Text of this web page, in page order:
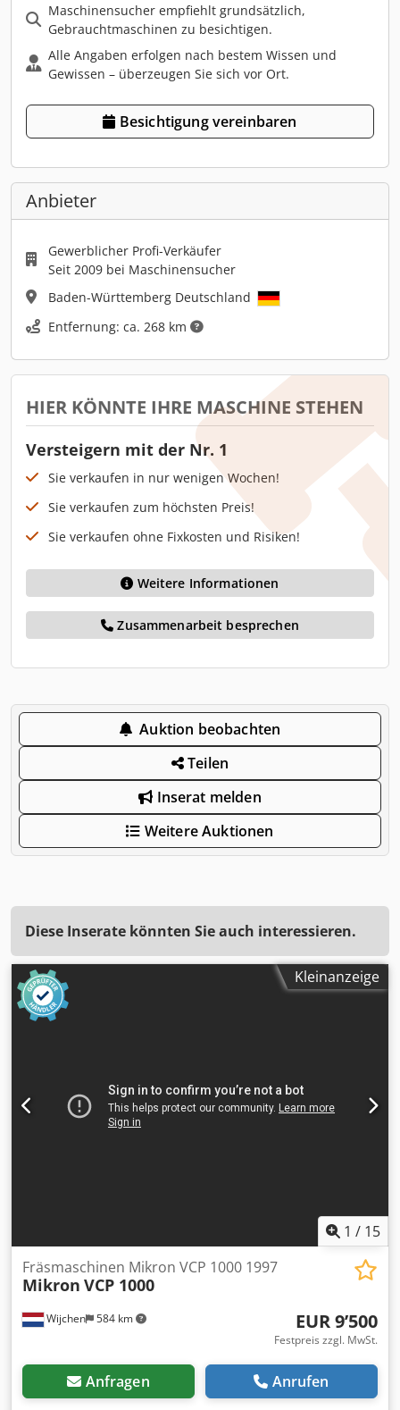
Maschinensucher empfiehlt grundsätzlich,
Gebrauchtmaschinen zu besichtigen.
Alle Angaben erfolgen nach bestem Wissen und
Gewissen – überzeugen Sie sich vor Ort.
Besichtigung vereinbaren
Anbieter
Gewerblicher Profi-Verkäufer
Seit 2009 bei Maschinensucher
Baden-Württemberg Deutschland
Entfernung: ca. 268 km
HIER KÖNNTE IHRE MASCHINE STEHEN
Versteigern mit der Nr. 1
Sie verkaufen in nur wenigen Wochen!
Sie verkaufen zum höchsten Preis!
Sie verkaufen ohne Fixkosten und Risiken!
Weitere Informationen
Zusammenarbeit besprechen
Auktion beobachten
Teilen
Inserat melden
Weitere Auktionen
Diese Inserate könnten Sie auch interessieren.
Kleinanzeige
1 / 15
Wijchen 584 km
Fräsmaschinen Mikron VCP 1000 1997
Mikron VCP 1000
EUR 9’500
Festpreis zzgl. MwSt.
Anfragen Anrufen